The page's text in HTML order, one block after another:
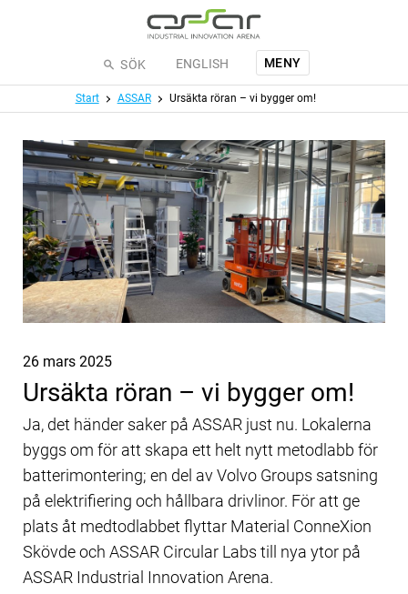
SÖK ENGLISH MENY
Meny Start ASSAR Ursäkta röran – vi bygger om!
Publicerat
26 mars 2025
Ursäkta röran – vi bygger om!
Ja, det händer saker på ASSAR just nu. Lokalerna
byggs om för att skapa ett helt nytt metodlabb för
batterimontering; en del av Volvo Groups satsning
på elektrifiering och hållbara drivlinor. För att ge
plats åt medtodlabbet flyttar Material ConneXion
Skövde och ASSAR Circular Labs till nya ytor på
ASSAR Industrial Innovation Arena.